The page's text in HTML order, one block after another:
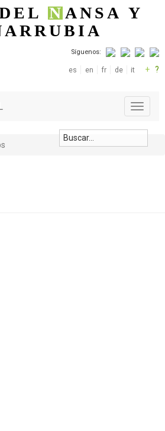
al contenido principal
NANSA Y
Síguenos:
es en fr de it + ?
T
o
g